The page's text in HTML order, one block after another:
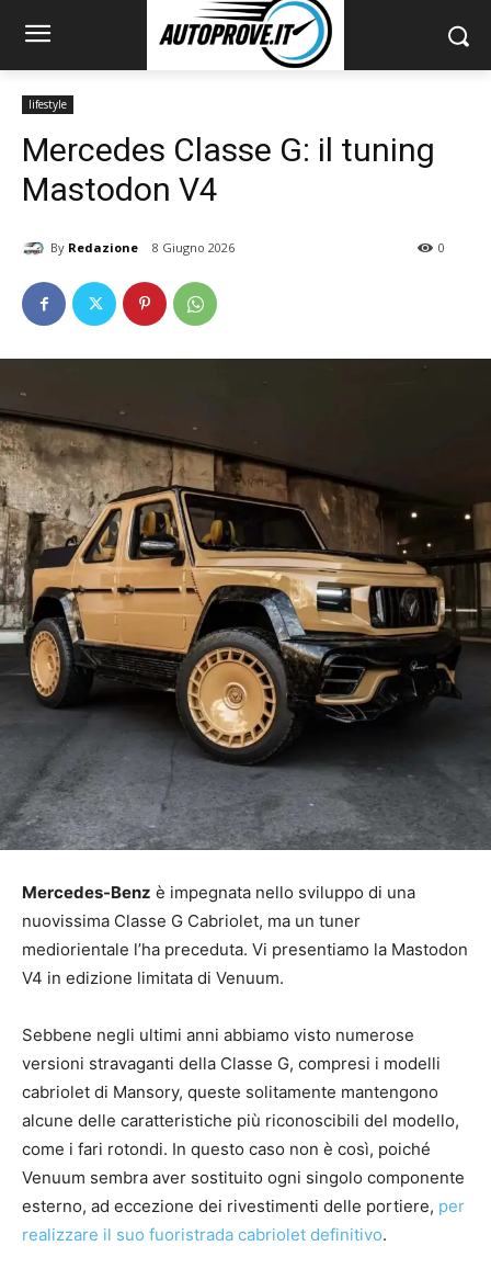
lifestyle
Mercedes Classe G: il tuning
Mastodon V4
By Redazione 8 Giugno 2026 0
Mercedes-Benz è impegnata nello sviluppo di una
nuovissima Classe G Cabriolet, ma un tuner
mediorientale l’ha preceduta. Vi presentiamo la Mastodon
V4 in edizione limitata di Venuum.
Sebbene negli ultimi anni abbiamo visto numerose
versioni stravaganti della Classe G, compresi i modelli
cabriolet di Mansory, queste solitamente mantengono
alcune delle caratteristiche più riconoscibili del modello,
come i fari rotondi. In questo caso non è così, poiché
Venuum sembra aver sostituito ogni singolo componente
esterno, ad eccezione dei rivestimenti delle portiere, per
realizzare il suo fuoristrada cabriolet definitivo.